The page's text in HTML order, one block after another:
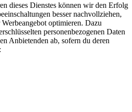
dieses Dienstes können wir den Erfolg
besser nachvollziehen,
optimieren. Dazu
personenbezogenen Daten
Anbietenden ab, sofern du deren